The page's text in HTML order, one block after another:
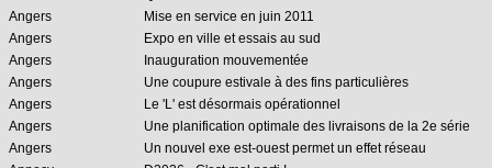
Angers
Mise en service en juin 2011
Angers
Expo en ville et essais au sud
Angers
Inauguration mouvementée
Angers
Une coupure estivale à des fins particulières
Angers
Le 'L' est désormais opérationnel
Angers
Une planification optimale des livraisons de la 2e série
Angers
Un nouvel exe est-ouest permet un effet réseau